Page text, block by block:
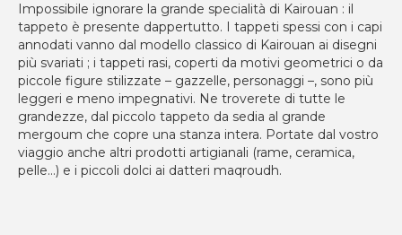
Impossibile ignorare la grande specialità di Kairouan : il
tappeto è presente dappertutto. I tappeti spessi con i capi
annodati vanno dal modello classico di Kairouan ai disegni
più svariati ; i tappeti rasi, coperti da motivi geometrici o da
piccole figure stilizzate – gazzelle, personaggi –, sono più
leggeri e meno impegnativi. Ne troverete di tutte le
grandezze, dal piccolo tappeto da sedia al grande
mergoum che copre una stanza intera. Portate dal vostro
viaggio anche altri prodotti artigianali (rame, ceramica,
pelle…) e i piccoli dolci ai datteri maqroudh.